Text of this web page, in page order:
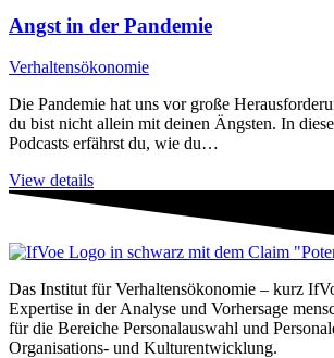
Angst in der Pandemie
Verhaltensökonomie
Die Pandemie hat uns vor große
du bist nicht allein mit deinen Ängsten. In
Podcasts erfährst du, wie du…
View details
Das Institut für Verhaltensökonomie – kurz
Expertise in der Analyse und Vorhersage
für die Bereiche Personal­auswahl und
Organisations- und Kultur­entwicklung.